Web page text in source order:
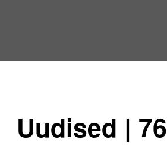
Uudised | 76